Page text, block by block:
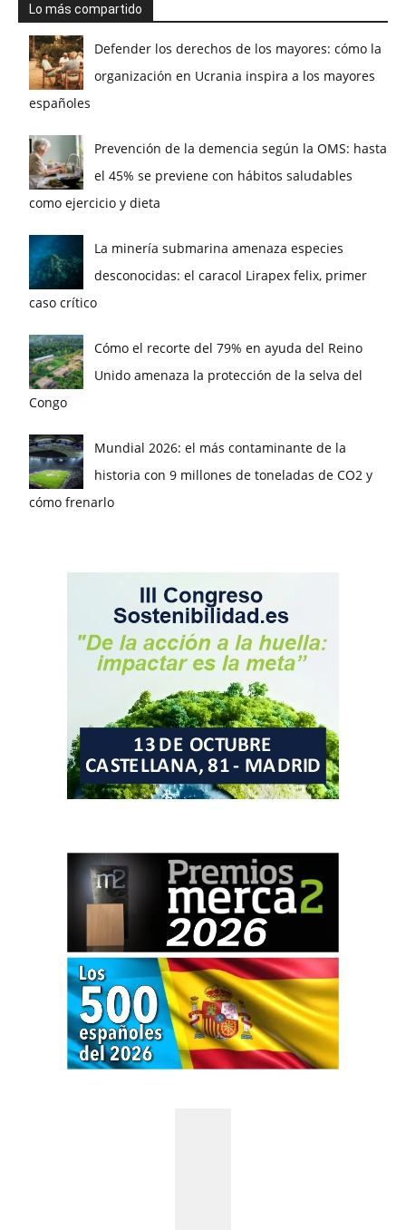
Lo más compartido
Defender los derechos de los mayores: cómo la
organización en Ucrania inspira a los mayores
españoles
Prevención de la demencia según la OMS: hasta
el 45% se previene con hábitos saludables
como ejercicio y dieta
La minería submarina amenaza especies
desconocidas: el caracol Lirapex felix, primer
caso crítico
Cómo el recorte del 79% en ayuda del Reino
Unido amenaza la protección de la selva del
Congo
Mundial 2026: el más contaminante de la
historia con 9 millones de toneladas de CO2 y
cómo frenarlo